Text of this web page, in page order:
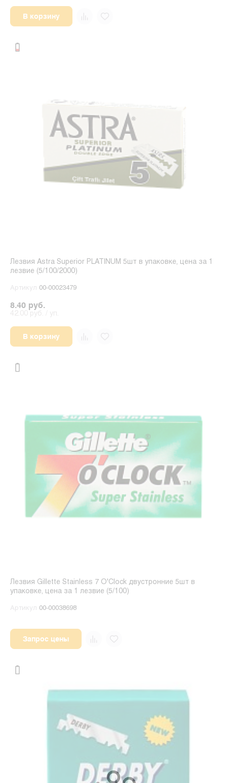
В корзину
Лезвия Astra Superior PLATINUM 5шт в упаковке, цена за 1
лезвие (5/100/2000)
Артикул 00-00023479
8.40 руб.
В корзину
Лезвия Gillette Stainless 7 O'Clock двустронние 5шт в
упаковке, цена за 1 лезвие (5/100)
Артикул 00-00038698
Запрос цены